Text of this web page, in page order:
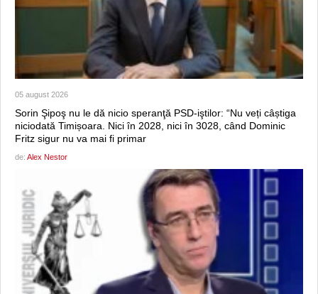
05 august 2026
Sorin Şipoş nu le dă nicio speranţă PSD-iştilor: “Nu veți câștiga
niciodată Timișoara. Nici în 2028, nici în 3028, când Dominic
Fritz sigur nu va mai fi primar
de: Alex Nestor